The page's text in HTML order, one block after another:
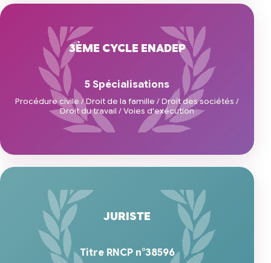
3ÈME CYCLE ENADEP
5 Spécialisations
Procédure civile / Droit de la famille / Droit des sociétés /
Droit du travail / Voies d'exécution
JURISTE
Titre RNCP n°38596